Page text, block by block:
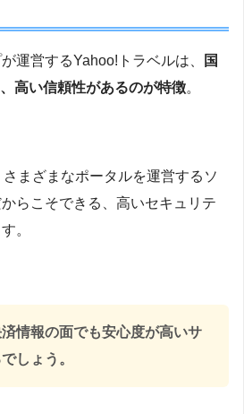
運営するYahoo!トラベルは、
国
高い信頼性があるのが特徴。
まざまなポータルを運営するソ
らこそできる、高いセキュリテ
。
情報の面でも安心度が高いサ
しょう。